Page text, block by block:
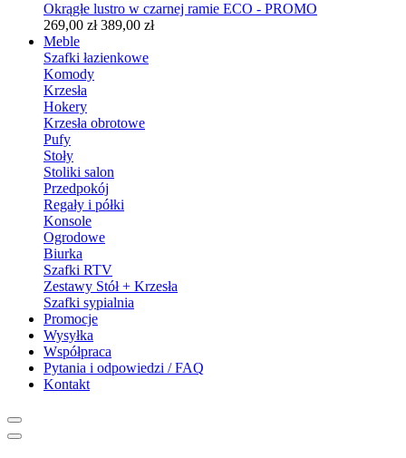
Okrągłe lustro w czarnej ramie ECO - PROMO
269,00 zł 389,00 zł
Meble
Szafki łazienkowe
Komody
Krzesła
Hokery
Krzesła obrotowe
Pufy
Stoły
Stoliki salon
Przedpokój
Regały i półki
Konsole
Ogrodowe
Biurka
Szafki RTV
Zestawy Stół + Krzesła
Szafki sypialnia
Promocje
Wysyłka
Współpraca
Pytania i odpowiedzi / FAQ
Kontakt